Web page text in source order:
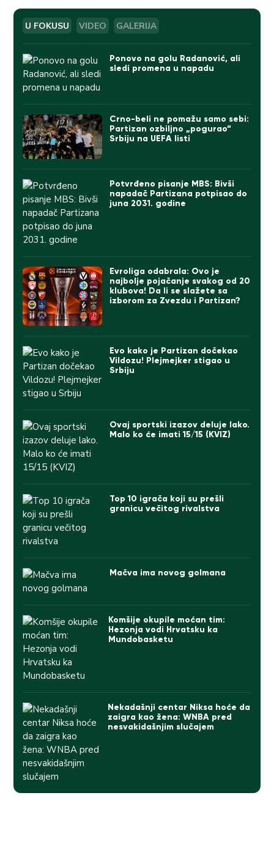
U FOKUSU VIDEO GALERIJA
Ponovo na golu Radanović, ali
sledi promena u napadu
Crno-beli ne pomažu samo sebi:
Partizan ozbiljno „pogurao“
Srbiju na UEFA listi
Potvrđeno pisanje MBS: Bivši
napadač Partizana potpisao do
juna 2031. godine
Evroliga odabrala: Ovo je
najbolje pojačanje svakog od 20
klubova! Da li se slažete sa
izborom za Zvezdu i Partizan?
Evo kako je Partizan dočekao
Vildozu! Plejmejker stigao u
Srbiju
Ovaj sportski izazov deluje lako.
Malo ko će imati 15/15 (KVIZ)
Top 10 igrača koji su prešli
granicu večitog rivalstva
Mačva ima novog golmana
Komšije okupile moćan tim:
Hezonja vodi Hrvatsku ka
Mundobasketu
Nekadašnji centar Niksa hoće da
zaigra kao žena: WNBA pred
nesvakidašnjim slučajem